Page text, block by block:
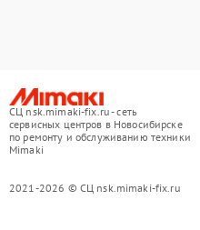
СЦ nsk.mimaki-fix.ru - сеть
сервисных центров в Новосибирске
по ремонту и обслуживанию техники
Mimaki
2021-2026 © СЦ nsk.mimaki-fix.ru